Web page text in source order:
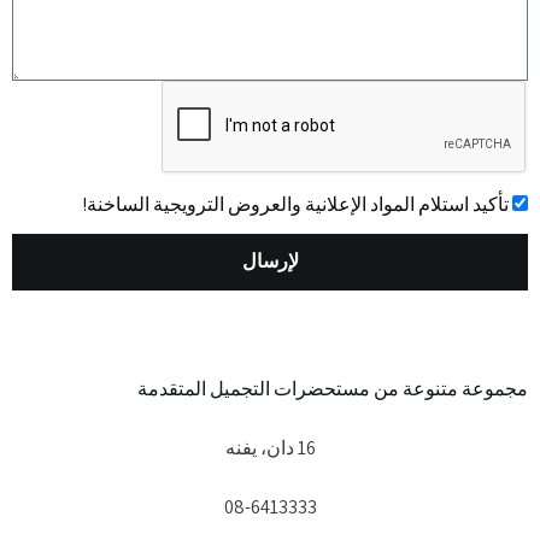
אישורتأكيد استلام المواد الإعلانية والعروض الترويجية الساخنة!
لإرسال
مجموعة متنوعة من مستحضرات التجميل المتقدمة
16 دان، يفنه
08-6413333